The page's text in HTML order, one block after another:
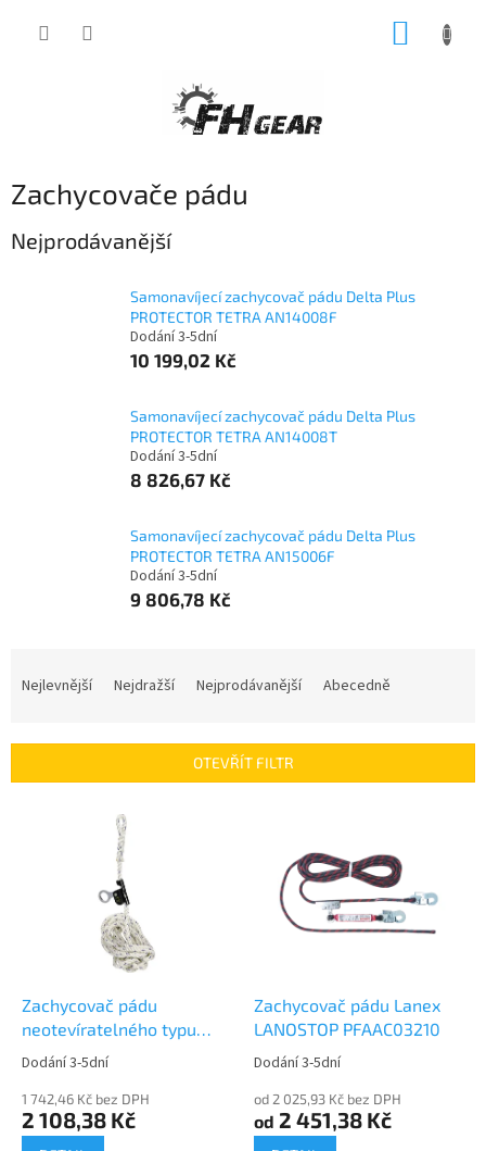
Zachycovače pádu
Nejprodávanější
Samonavíjecí zachycovač pádu Delta Plus
PROTECTOR TETRA AN14008F
Dodání 3-5dní
10 199,02 Kč
Samonavíjecí zachycovač pádu Delta Plus
PROTECTOR TETRA AN14008T
Dodání 3-5dní
8 826,67 Kč
Samonavíjecí zachycovač pádu Delta Plus
PROTECTOR TETRA AN15006F
Dodání 3-5dní
9 806,78 Kč
í
Nejlevnější Nejdražší Nejprodávanější Abecedně
OTEVŘÍT FILTR
Zachycovač pádu
neotevíratelného typu
Delta Plus FENNEC
Dodání 3-5dní
1 742,46 Kč bez DPH
2 108,38 Kč
Zachycovač pádu Lanex
LANOSTOP PFAAC03210
Dodání 3-5dní
od 2 025,93 Kč bez DPH
od 2 451,38 Kč